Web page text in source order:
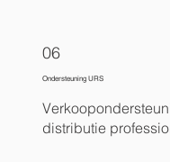
06
Ondersteuning URS
distributie